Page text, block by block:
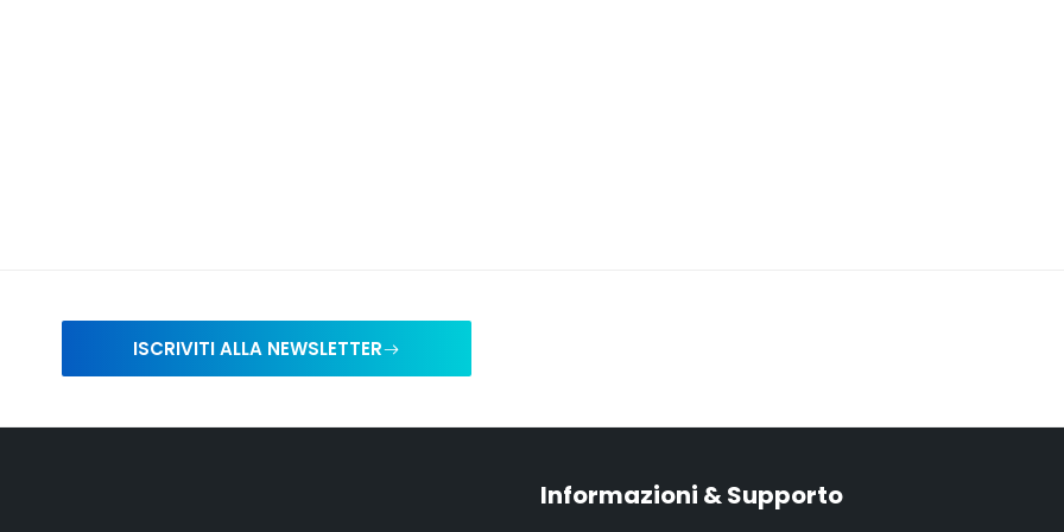
ISCRIVITI ALLA NEWSLETTER
Informazioni & Supporto